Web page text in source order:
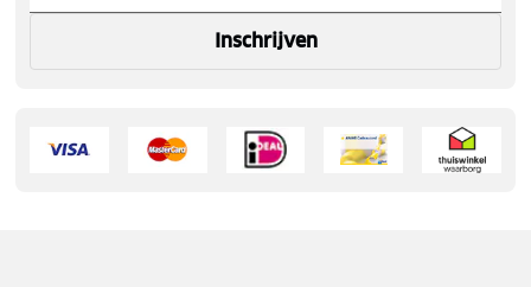
Inschrijven